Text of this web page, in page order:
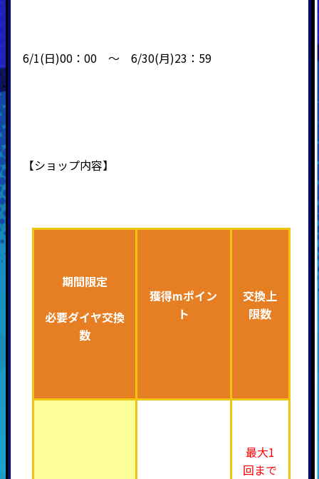
6/1(日)00：00 ～ 6/30(月)23：59
【ショップ内容】
期間限定
必要ダイヤ交換
数
獲得mポイン
ト
交換上
限数
最大1
回まで